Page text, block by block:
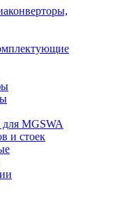
MGSWA
и стоек